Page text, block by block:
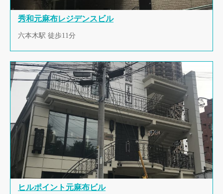
秀和元麻布レジデンスビル
六本木駅 徒歩11分
ヒルポイント元麻布ビル